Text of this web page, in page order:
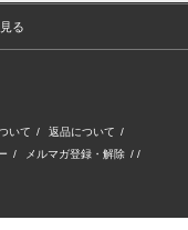
る
いて / 返品について /
/ メルマガ登録・解除 / /